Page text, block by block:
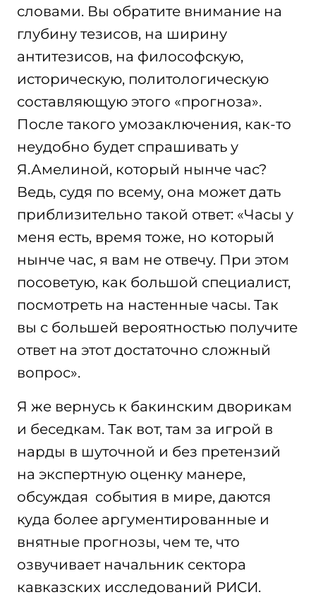
словами. Вы обратите внимание на
глубину тезисов, на ширину
антитезисов, на философскую,
историческую, политологическую
составляющую этого «прогноза».
После такого умозаключения, как-то
неудобно будет спрашивать у
Я.Амелиной, который нынче час?
Ведь, судя по всему, она может дать
приблизительно такой ответ: «Часы у
меня есть, время тоже, но который
нынче час, я вам не отвечу. При этом
посоветую, как большой специалист,
посмотреть на настенные часы. Так
вы с большей вероятностью получите
ответ на этот достаточно сложный
вопрос».
Я же вернусь к бакинским дворикам
и беседкам. Так вот, там за игрой в
нарды в шуточной и без претензий
на экспертную оценку манере,
обсуждая события в мире, даются
куда более аргументированные и
внятные прогнозы, чем те, что
озвучивает начальник сектора
кавказских исследований РИСИ.